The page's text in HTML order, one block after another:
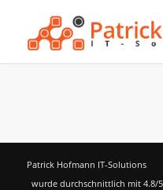
Patrick Hofmann IT-Solutions
wurde durchschnittlich mit 4.8/